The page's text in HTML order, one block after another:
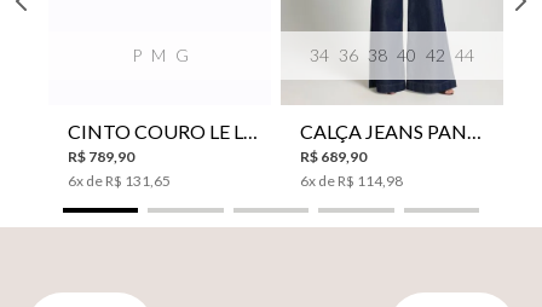
P M G
CINTO COURO LE LIS SUKI FEMININO
R$ 789,90
6x de R$ 131,65
34 36 38 40 42 44
CALÇA JEANS PANTA WIDE LE LIS ISIS FEMININA
R$ 689,90
6x de R$ 114,98